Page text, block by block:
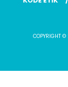
COPYRIGHT